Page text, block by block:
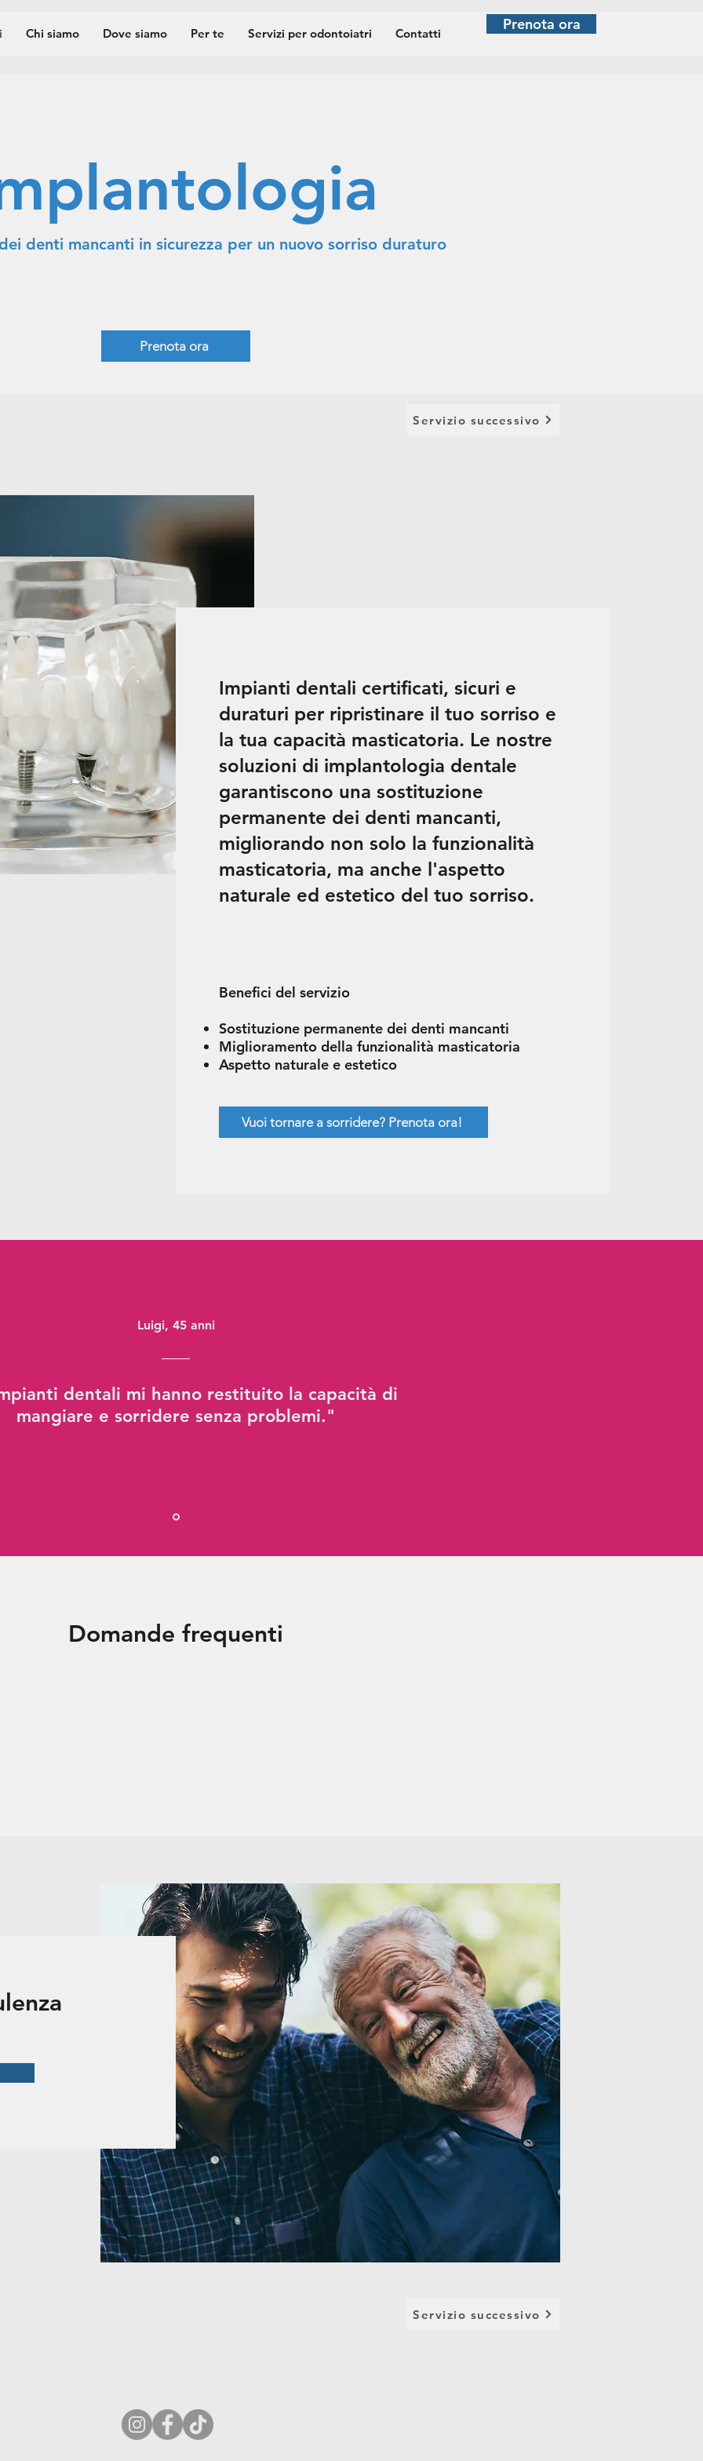
Chi siamo Dove siamo Per te Servizi per odontoiatri Contatti
Prenota ora
denti mancanti in sicurezza per un nuovo sorriso duraturo
Prenota ora
Servizio successivo
Impianti dentali certificati, sicuri e
duraturi per ripristinare il tuo sorriso e
la tua capacità masticatoria. Le nostre
soluzioni di implantologia dentale
garantiscono una sostituzione
permanente dei denti mancanti,
migliorando non solo la funzionalità
masticatoria, ma anche l'aspetto
naturale ed estetico del tuo sorriso.
Benefici del servizio
Sostituzione permanente dei denti mancanti
Miglioramento della funzionalità masticatoria
Aspetto naturale e estetico
Vuoi tornare a sorridere? Prenota ora!
Luigi, 45 anni
dentali mi hanno restituito la capacità di
mangiare e sorridere senza problemi."
Domande frequenti
Servizio successivo